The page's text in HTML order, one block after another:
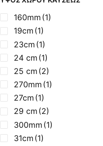
9kW (6)
19cm(2)
20 cm(1)
20,5cm
200mm(1)
205mm(2)
20cm(3)
21,50cm(1)
210mm(1)
230mm(1)
27cm (1)
160mm (1)
19cm (1)
23cm (1)
24 cm (1)
25 cm (2)
270mm (1)
27cm (1)
29 cm (2)
300mm (1)
31cm (1)